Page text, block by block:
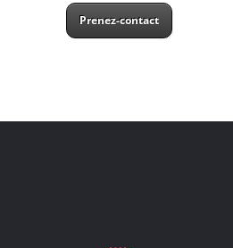
Prenez-contact